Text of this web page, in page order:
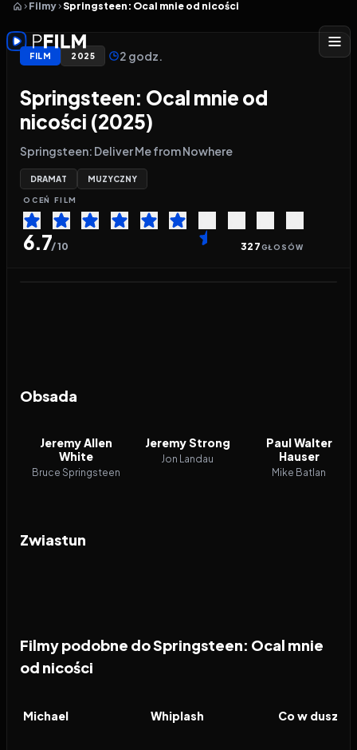
Filmy Springsteen: Ocal mnie od nicości
FILM 2025 2 godz.
Springsteen: Ocal mnie od
nicości (2025)
Springsteen: Deliver Me from Nowhere
DRAMAT MUZYCZNY
OCEŃ FILM
6.7/ 10 327GŁOSÓW
Obsada
Jeremy Allen
White
Bruce Springsteen
Jeremy Strong
Jon Landau
Paul Walter
Hauser
Mike Batlan
Zwiastun
Filmy podobne do Springsteen: Ocal mnie
od nicości
FILM
Michael FILM
Whiplash FILM
Co w duszy